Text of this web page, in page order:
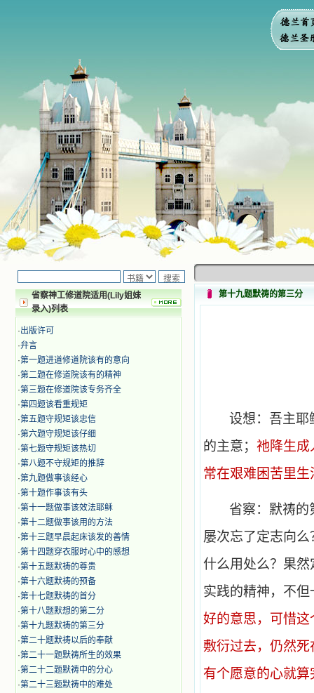
省察神工修道院适用(Lily姐妹
录入)列表
·出版许可
·弁言
·第一题进道修道院该有的意向
·第二题在修道院该有的精神
·第三题在修道院该专务齐全
·第四题该看重规矩
·第五题守规矩该忠信
·第六题守规矩该仔细
·第七题守规矩该热切
·第八题不守规矩的推辞
·第九题做事该经心
·第十题作事该有头
·第十一题做事该效法耶稣
·第十二题做事该用的方法
·第十三题早晨起床该发的善情
·第十四题穿衣服时心中的感想
·第十五题默祷的尊贵
·第十六题默祷的预备
·第十七题默祷的首分
·第十八题默想的第二分
·第十九题默祷的第三分
·第二十题默祷以后的奉献
·第二十一题默祷所生的效果
·第二十二题默祷中的分心
·第二十三题默祷中的难处
第十九题默祷的第三分
设想：吾主耶
的主意； 祂降生成
常在艰难困苦里
省察：默祷的
屡次忘了定志向
什么用处么？果
实践的精神，不
好的意思，可惜
敷衍过去，仍然
有个愿意的心就算